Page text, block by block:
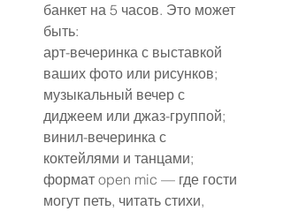
банкет на 5 часов. Это может
быть:
арт-вечеринка с выставкой
ваших фото или рисунков;
музыкальный вечер с
диджеем или джаз-группой;
винил-вечеринка с
коктейлями и танцами;
формат open mic — где гости
могут петь, читать стихи,